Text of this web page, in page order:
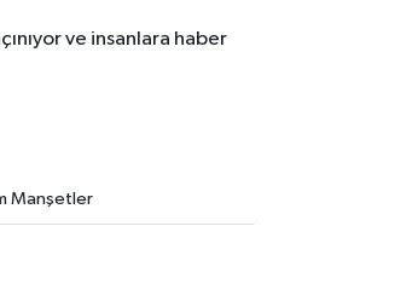
ve insanlara haber
Manşetler